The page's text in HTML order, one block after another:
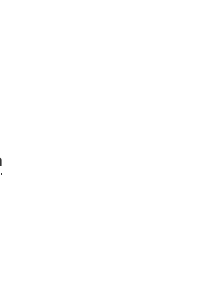
Scenic 2009-2016